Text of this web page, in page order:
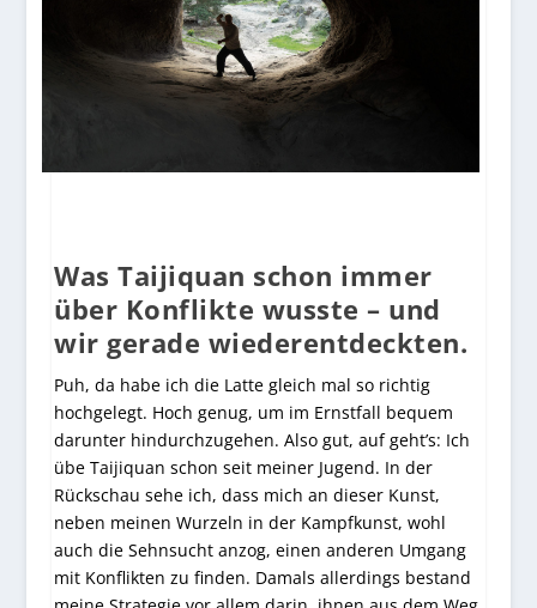
Was Taijiquan schon immer
über Konflikte wusste – und
wir gerade wiederentdeckten.
Puh, da habe ich die Latte gleich mal so richtig
hochgelegt. Hoch genug, um im Ernstfall bequem
darunter hindurchzugehen. Also gut, auf geht’s: Ich
übe Taijiquan schon seit meiner Jugend. In der
Rückschau sehe ich, dass mich an dieser Kunst,
neben meinen Wurzeln in der Kampfkunst, wohl
auch die Sehnsucht anzog, einen anderen Umgang
mit Konflikten zu finden. Damals allerdings bestand